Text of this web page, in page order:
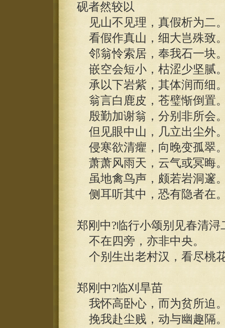
砚者然较以
见山不见理，真假析为二
看假作真山，细大岂殊致
邻翁怜索居，奉我石一块
嵌空会短小，枯涩少坚腻
承以下岩紫，其体润而细
翁言白鹿皮，苍璧惭倒置
殷勤加谢翁，分别非所会
但见眼中山，几立出尘外
侵寒欲清癯，向晚变孤翠
萧萧风雨天，云气或冥晦
虽地禽鸟声，颇若岩洞邃
侧耳听其中，恐有隐者在
郑刚中?临行小颂别见春清浔
不在四旁，亦非中央。
个别生出老村汉，看尽桃
郑刚中?临刈旱苗
我怀高卧心，而为贫所迫
挽我赴尘贱，动与幽趣隔